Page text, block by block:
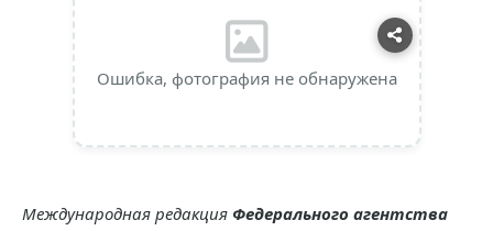
Ошибка, фотография не обнаружена
Международная редакция Федерального агентства